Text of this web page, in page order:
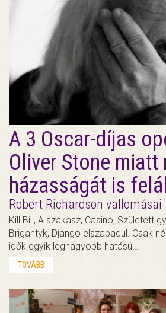
A 3 Oscar-díjas
Oliver Stone miatt
házasságát is
Robert Richardson vallomásai
Kill Bill, A szakasz, Casino, Született
Brigantyk, Django elszabadul. Csak
idők egyik legnagyobb hatású…
TOVÁBB